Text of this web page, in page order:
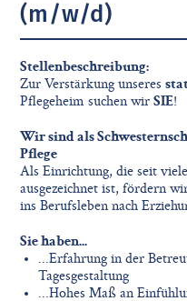
(m/w/d)
Stellenbeschreibung:
Zur Verstärkung unseres
Pflegeheim suchen wirSIE!
Wir sind als
Pflege
Als Einrichtung, die seit
ausgezeichnet ist, fördern
ins Berufsleben nach
Sie haben...
...Erfahrung in der
Tagesgestaltung
...Hohes Maß an